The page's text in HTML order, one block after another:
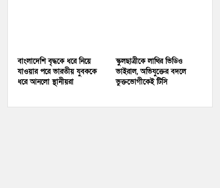
বাংলাদেশি বৃদ্ধকে ধরে নিয়ে
যাওয়ার পরে ভারতীয় যুবককে
ধরে আনলো স্থানীয়রা
স্কুলছাত্রীকে লাথির ভিডিও
ভাইরাল, অভিযুক্তের বদলে
ভুক্তভোগীকেই টিসি